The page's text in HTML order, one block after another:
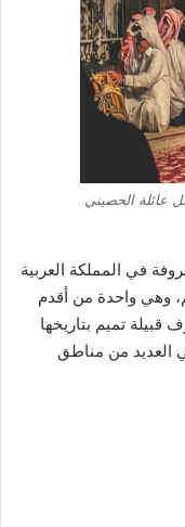
الحصيني
في المملكة العربية
وهي واحدة من أقدم
قبيلة تميم بتاريخها
العديد من مناطق